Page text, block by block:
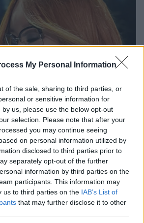
My Personal Information
of the sale, sharing to third parties, or
or sensitive information for
us, please use the below opt-out
selection. Please note that after your
you may continue seeing
on personal information utilized by
disclosed to third parties prior to
separately opt-out of the further
information by third parties on the
participants. This information may
us to third parties on the IAB’s List of
that may further disclose it to other
Tori Amos